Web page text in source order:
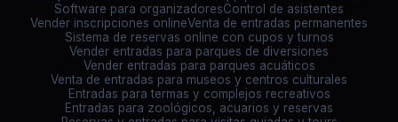
Software para organizadoresControl de asistentes
Vender inscripciones onlineVenta de entradas permanentes
Sistema de reservas online con cupos y turnos
Vender entradas para parques de diversiones
Vender entradas para parques acuáticos
Venta de entradas para museos y centros culturales
Entradas para termas y complejos recreativos
Entradas para zoológicos, acuarios y reservas